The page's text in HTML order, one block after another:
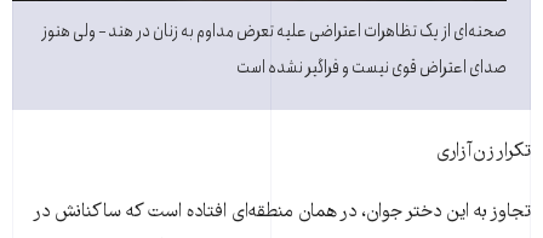
صحنه‌ای از یک تظاهرات اعتراضی علیه تعرض مداوم به زنان در هند − ولی هنوز
صدای اعتراض قوی نیست و فراگیر نشده است
تکرار زن‌آزاری
تجاوز به این دختر جوان، در همان منطقه‌ای افتاده است که ساکنانش در